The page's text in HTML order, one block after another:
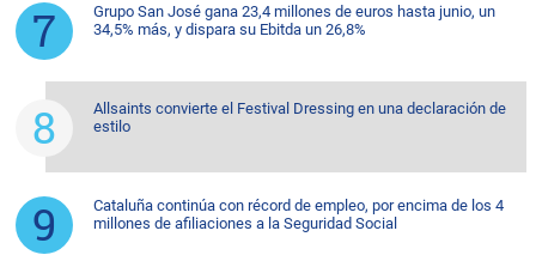
Grupo San José gana 23,4 millones de euros hasta junio, un
34,5% más, y dispara su Ebitda un 26,8%
Allsaints convierte el Festival Dressing en una declaración de
estilo
Cataluña continúa con récord de empleo, por encima de los 4
millones de afiliaciones a la Seguridad Social